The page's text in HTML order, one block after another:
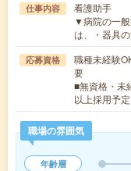
仕事内容
看護助手
▼病院の一
は、・器具
応募資格
職種未経験
要
■無資格・未
以上採用予
職場の雰囲気
年齢層